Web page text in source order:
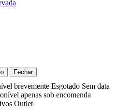
Fechar
brevemente Esgotado Sem data
apenas sob encomenda
Outlet